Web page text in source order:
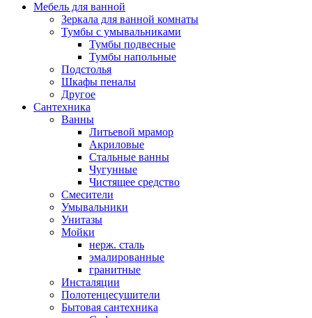
Мебель для ванной
Зеркала для ванной комнаты
Тумбы с умывальниками
Тумбы подвесные
Тумбы напольные
Подстолья
Шкафы пеналы
Другое
Сантехника
Ванны
Литьевой мрамор
Акриловые
Стальные ванны
Чугунные
Чистящее средство
Смесители
Умывальники
Унитазы
Мойки
нерж. сталь
эмалированные
гранитные
Инсталяции
Полотенцесушители
Бытовая сантехника